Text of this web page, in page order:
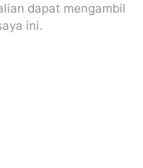
dapat mengambil
ini.